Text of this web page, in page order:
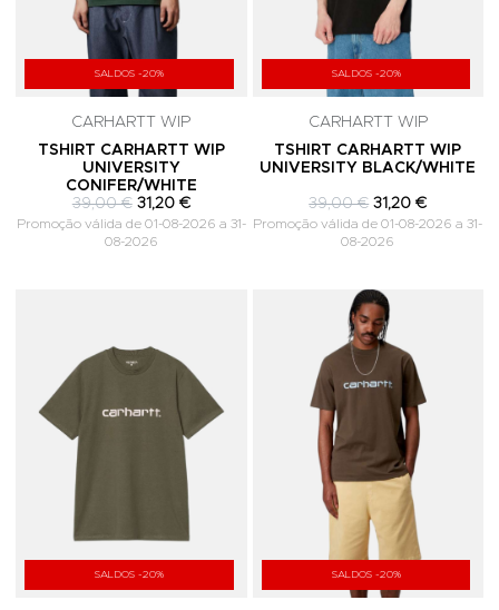
SALDOS -20%
CARHARTT WIP
TSHIRT CARHARTT WIP
UNIVERSITY
CONIFER/WHITE
39,00 € 31,20 €
Promoção válida de 01-08-2026 a 31-
08-2026
SALDOS -20%
CARHARTT WIP
TSHIRT CARHARTT WIP
UNIVERSITY BLACK/WHITE
39,00 € 31,20 €
Promoção válida de 01-08-2026 a 31-
08-2026
SALDOS -20%
Adicionar aos Favoritos
SALDOS -20%